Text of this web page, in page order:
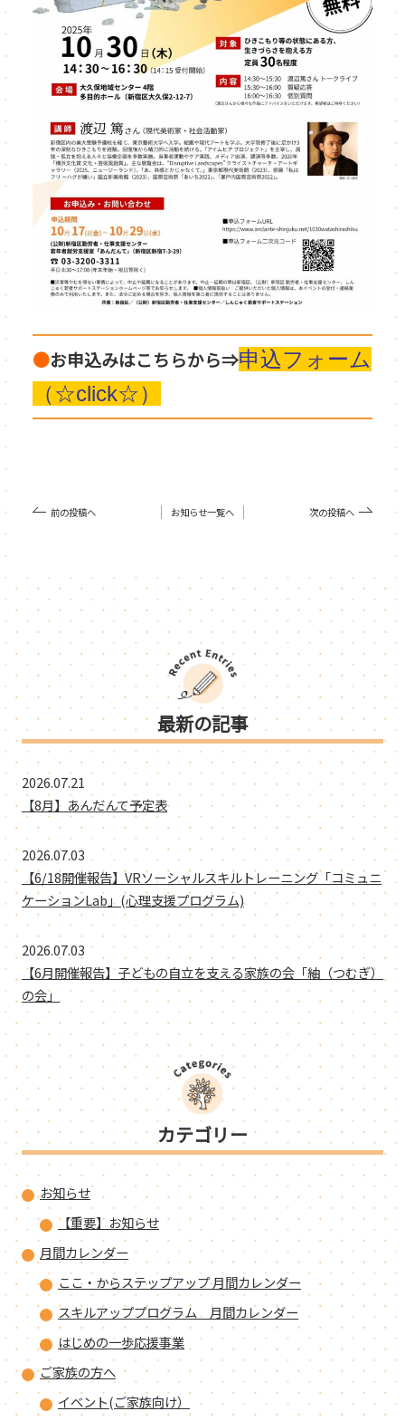
●お申込みはこちらから⇒申込フォーム
（☆click☆）
前の投稿へ お知らせ一覧へ 次の投稿へ
最新の記事
2026.07.21
【8月】あんだんて予定表
2026.07.03
【6/18開催報告】VRソーシャルスキルトレーニング「コミュニ
ケーションLab」(心理支援プログラム)
2026.07.03
【6月開催報告】子どもの自立を支える家族の会「紬（つむぎ）
の会」
カテゴリー
お知らせ
【重要】お知らせ
月間カレンダー
ここ・からステップアップ 月間カレンダー
スキルアッププログラム 月間カレンダー
はじめの一歩応援事業
ご家族の方へ
イベント(ご家族向け）